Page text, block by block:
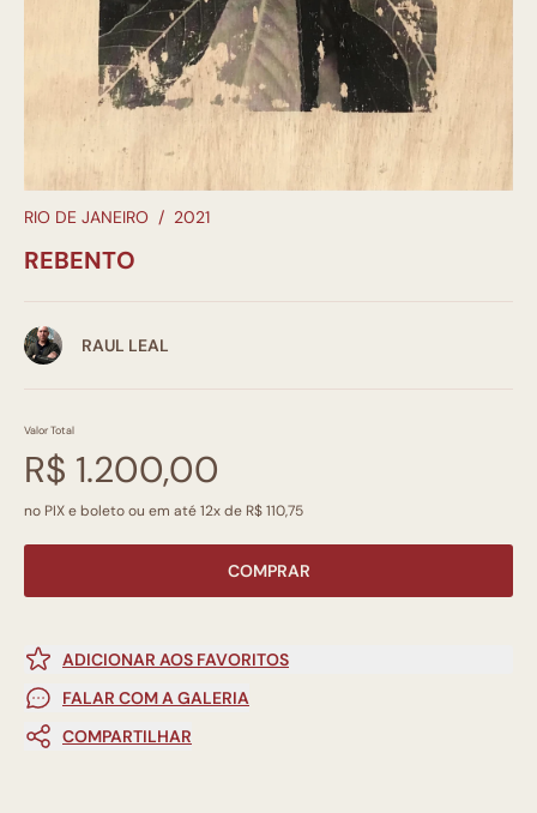
RIO DE JANEIRO / 2021
REBENTO
RAUL LEAL
Valor Total
R$ 1.200,00
no PIX e boleto ou em até 12x de R$ 110,75
COMPRAR
ADICIONAR AOS FAVORITOS
FALAR COM A GALERIA
COMPARTILHAR